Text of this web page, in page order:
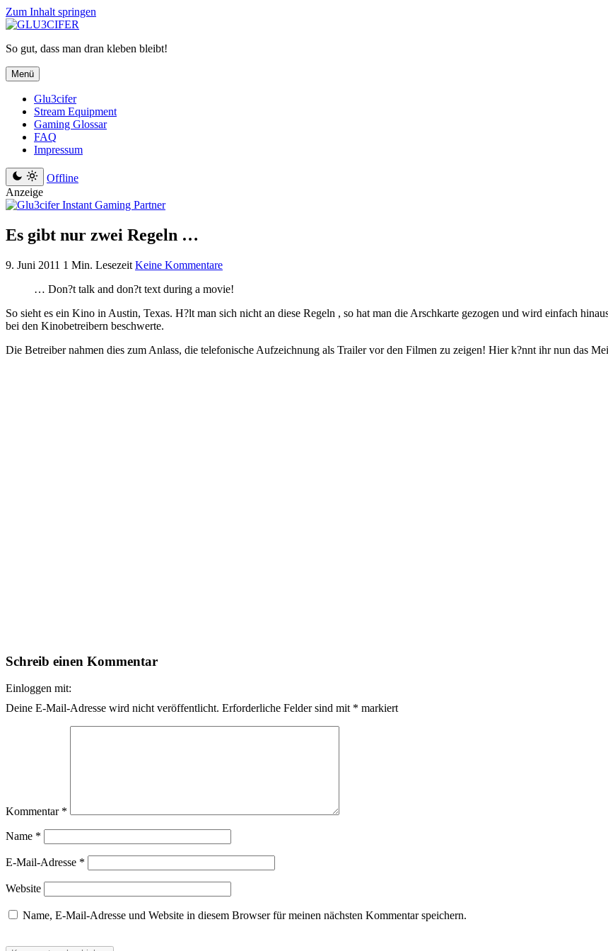
Zum Inhalt springen
So gut, dass man dran kleben bleibt!
Menü
Glu3cifer
Stream Equipment
Gaming Glossar
FAQ
Impressum
Offline
Anzeige
Es gibt nur zwei Regeln …
9. Juni 2011 1 Min. Lesezeit Keine Kommentare
… Don?t talk and don?t text during a movie!
So sieht es ein Kino in Austin, Texas. H?lt man sich nicht an diese Regeln , so hat man die Arschkarte gezogen und wird einfach
bei den Kinobetreibern beschwerte.
Die Betreiber nahmen dies zum Anlass, die telefonische Aufzeichnung als Trailer vor den Filmen zu zeigen! Hier k?nnt ihr nun das
Schreib einen Kommentar
Einloggen mit:
Deine E-Mail-Adresse wird nicht veröffentlicht. Erforderliche Felder sind mit * markiert
Kommentar *
Name *
E-Mail-Adresse *
Website
Name, E-Mail-Adresse und Website in diesem Browser für meinen nächsten Kommentar speichern.